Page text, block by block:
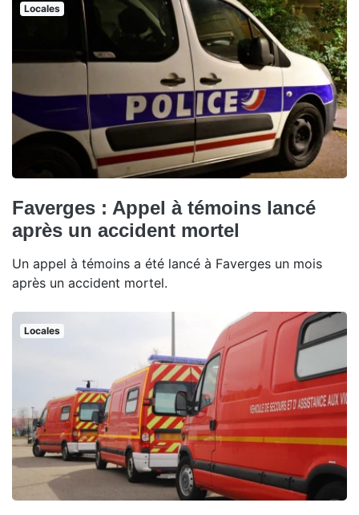
Locales
Faverges : Appel à témoins lancé
après un accident mortel
Un appel à témoins a été lancé à Faverges un mois
après un accident mortel.
Locales